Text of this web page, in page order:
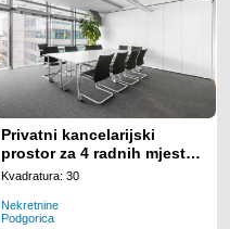
Privatni kancelarijski
prostor za 4 radnih mjesta
na lokaciji Regus Business
Kvadratura: 30
Nekretnine
Podgorica